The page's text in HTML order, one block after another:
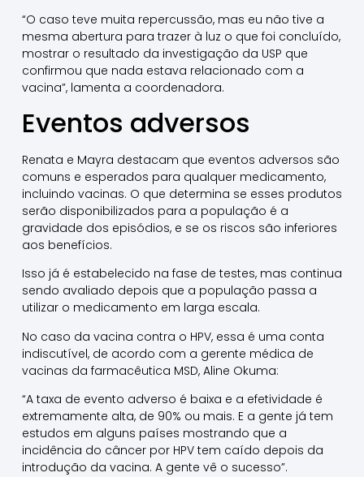
“O caso teve muita repercussão, mas eu não tive a
mesma abertura para trazer à luz o que foi concluído,
mostrar o resultado da investigação da USP que
confirmou que nada estava relacionado com a
vacina”, lamenta a coordenadora.
Eventos adversos
Renata e Mayra destacam que eventos adversos são
comuns e esperados para qualquer medicamento,
incluindo vacinas. O que determina se esses produtos
serão disponibilizados para a população é a
gravidade dos episódios, e se os riscos são inferiores
aos benefícios.
Isso já é estabelecido na fase de testes, mas continua
sendo avaliado depois que a população passa a
utilizar o medicamento em larga escala.
No caso da vacina contra o HPV, essa é uma conta
indiscutível, de acordo com a gerente médica de
vacinas da farmacêutica MSD, Aline Okuma:
“A taxa de evento adverso é baixa e a efetividade é
extremamente alta, de 90% ou mais. E a gente já tem
estudos em alguns países mostrando que a
incidência do câncer por HPV tem caído depois da
introdução da vacina. A gente vê o sucesso”.